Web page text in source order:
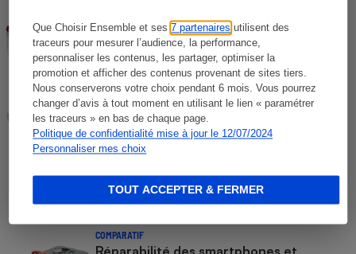
Que Choisir Ensemble et ses7 partenaires utilisent des
traceurs pour mesurer l’audience, la performance,
personnaliser les contenus, les partager, optimiser la
promotion et afficher des contenus provenant de sites tiers.
Nous conserverons votre choix pendant 6 mois. Vous pourrez
changer d’avis à tout moment en utilisant le lien « paramétrer
les traceurs » en bas de chaque page.
Politique de confidentialité mise à jour le 12/07/2024
Personnaliser mes choix
TOUT ACCEPTER & FERMER
Déshydrateurs alimentaires
COMPARATIF
Yaourtières
Ordinateurs portables - Les résultats de
notre test de réparabilité
COMPARATIF